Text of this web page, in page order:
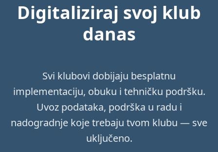
Digitaliziraj svoj klub
danas
Svi klubovi dobijaju besplatnu
implementaciju, obuku i tehničku podršku.
Uvoz podataka, podrška u radu i
nadogradnje koje trebaju tvom klubu — sve
uključeno.